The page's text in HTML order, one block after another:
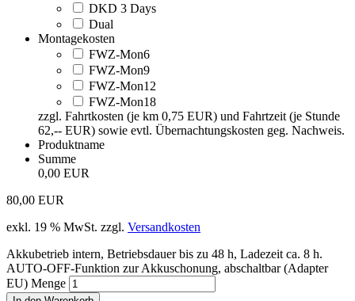
DKD 3 Days
Dual
Montagekosten
FWZ-Mon6
FWZ-Mon9
FWZ-Mon12
FWZ-Mon18
zzgl. Fahrtkosten (je km 0,75 EUR) und Fahrtzeit (je Stunde
62,-- EUR) sowie evtl. Übernachtungskosten geg. Nachweis.
Produktname
Summe
0,00 EUR
80,00 EUR
exkl. 19 % MwSt. zzgl. Versandkosten
Akkubetrieb intern, Betriebsdauer bis zu 48 h, Ladezeit ca. 8 h.
AUTO-OFF-Funktion zur Akkuschonung, abschaltbar (Adapter
EU) Menge